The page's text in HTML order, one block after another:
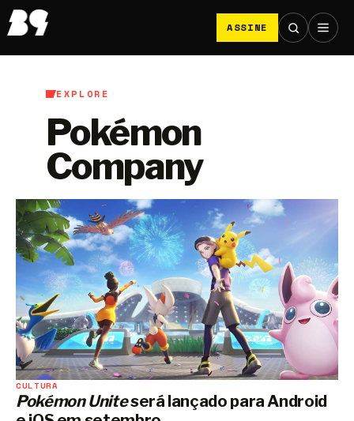
ASSINE
EXPLORE
Pokémon
Company
CULTURA
Pokémon Uniteserá lançado para Android